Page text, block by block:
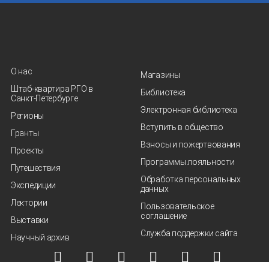
О нас
Штаб-квартира РГО в
Санкт‑Петербурге
Регионы
Гранты
Проекты
Путешествия
Экспедиции
Лектории
Выставки
Научный архив
Магазины
Библиотека
Электронная библиотека
Вступить в общество
Взносы и пожертвования
Программы лояльности
Обработка персональных
данных
Пользовательское
соглашение
Служба поддержки сайта